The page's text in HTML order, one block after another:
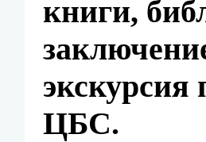
книги,
экскурсия
ЦБС.